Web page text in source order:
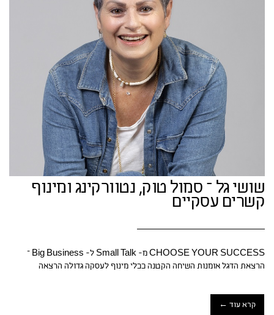
שושי גל – סמול טוק, נטוורקינג ומינוף
קשרים עסקיים
CHOOSE YOUR SUCCESS מ- Small Talk ל- Big Business –
הרצאת הדגל אומנות השיחה הקטנה ככלי מינוף לעסקה גדולה הרצאה
קרא עוד ←